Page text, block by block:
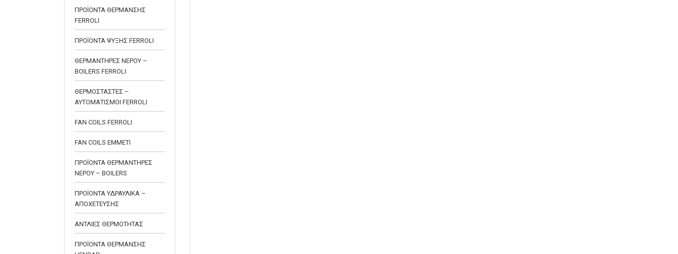
ΠΡΟΪΟΝΤΑ ΘΕΡΜΑΝΣΗΣ
FERROLI
ΠΡΟΪΟΝΤΑ ΨΥΞΗΣ FERROLI
ΘΕΡΜΑΝΤΗΡΕΣ ΝΕΡΟΥ –
BOILERS FERROLI
ΘΕΡΜΟΣΤΑΣΤΕΣ –
ΑΥΤΟΜΑΤΙΣΜΟΙ FERROLI
FAN COILS FERROLI
FAN COILS EMMETI
ΠΡΟΪΟΝΤΑ ΘΕΡΜΑΝΤΗΡΕΣ
ΝΕΡΟΥ – BOILERS
ΠΡΟΪΟΝΤΑ ΥΔΡΑΥΛΙΚΑ –
ΑΠΟΧΕΤΕΥΣΗΣ
ΑΝΤΛΙΕΣ ΘΕΡΜΟΤΗΤΑΣ
ΠΡΟΪΟΝΤΑ ΘΕΡΜΑΝΣΗΣ